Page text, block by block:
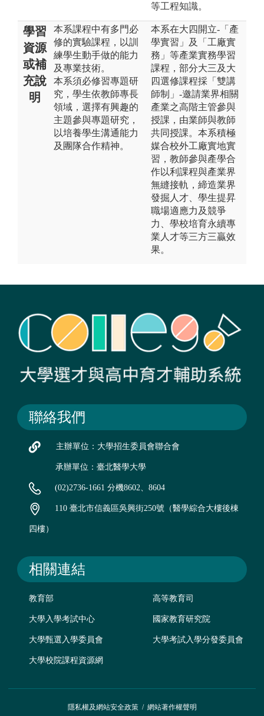
等工程知識。
學習
資源
或補
充說
明
本系課程中有多門必
修的實驗課程，以訓
練學生動手做的能力
及專業技術。
本系須必修習專題研
究，學生依教師專長
領域，選擇有興趣的
主題參與專題研究，
以培養學生溝通能力
及團隊合作精神。
本系在大四開立-「產
學實習」及「工廠實
務」等產業實務學習
課程，部分大三及大
四選修課程採「雙講
師制」-邀請業界相關
產業之高階主管參與
授課，由業師與教師
共同授課。本系積極
媒合校外工廠實地實
習，教師參與產學合
作以利課程與產業界
無縫接軌，締造業界
發掘人才、學生提昇
職場適應力及競爭
力、學校培育永續專
業人才等三方三贏效
果。
聯絡我們
主辦單位：大學招生委員會聯合會
承辦單位：臺北醫學大學
(02)2736-1661 分機8602、8604
110 臺北市信義區吳興街250號（醫學綜合大樓後棟
四樓）
相關連結
教育部 高等教育司
大學入學考試中心 國家教育研究院
大學甄選入學委員會 大學考試入學分發委員會
大學校院課程資源網
隱私權及網站安全政策/ 網站著作權聲明